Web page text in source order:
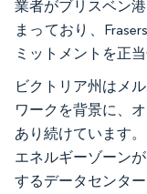
業者がブリスベン
まっており、
ミットメントを正
ビクトリア州はメ
ワークを背景に、
あり続けています
エネルギーゾーン
するデータセンタ